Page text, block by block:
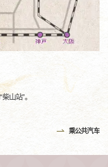
山站”。
乘公共汽车